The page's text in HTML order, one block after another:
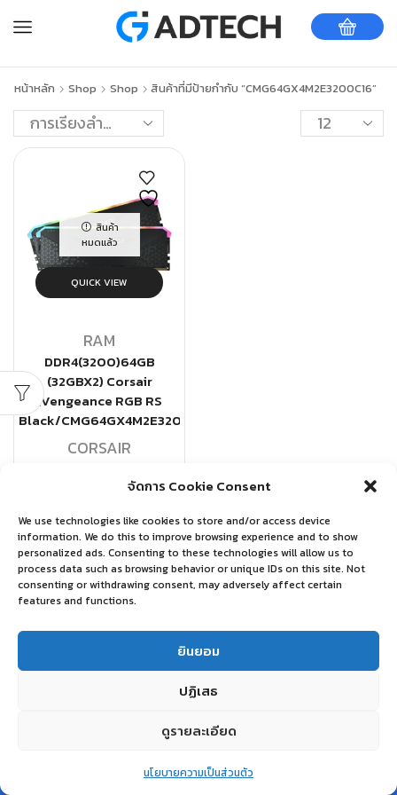
จัดการ Cookie Consent
We use technologies like cookies to store and/or access device
information. We do this to improve browsing experience and to show
personalized ads. Consenting to these technologies will allow us to
process data such as browsing behavior or unique IDs on this site. Not
consenting or withdrawing consent, may adversely affect certain
features and functions.
ยินยอม
ปฏิเสธ
ดูรายละเอียด
นโยบายความเป็นส่วนตัว
หน้าหลัก Shop Shop สินค้าที่มีป้ายกำกับ “CMG64GX4M2E3200C16”
สินค้า
หมดแล้ว
QUICK VIEW
RAM
DDR4(3200)64GB
(32GBX2) Corsair
(Vengeance RGB RS
Black/CMG64GX4M2E3200C16)
CORSAIR
อ่านเพิ่ม
Wishlist